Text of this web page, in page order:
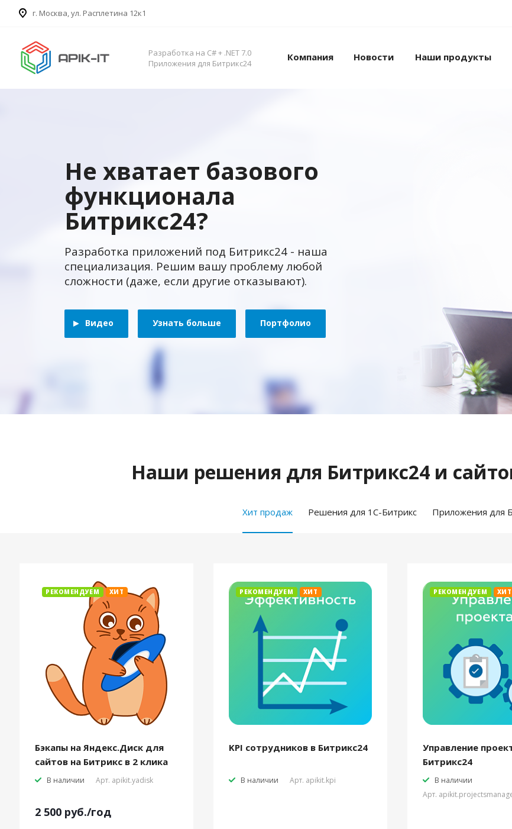
​г. Москва, ул. Расплетина 12к1
Разработка на C# + .NET 7.0
Приложения для Битрикс24
Компания Новости Наши продукты
Не хватает базового
функционала
Битрикс24?
Разработка приложений под Битрикс24 - наша
специализация. Решим вашу проблему любой
сложности (даже, если другие отказывают).
Видео Узнать больше Портфолио
Наши решения для Битрикс24 и
Хит продаж Решения для 1С-Битрикс Приложения для
РЕКОМЕНДУЕМ ХИТ
Бэкапы на Яндекс.Диск для
сайтов на Битрикс в 2 клика
В наличии Арт. apikit.yadisk
2 500 руб./год
РЕКОМЕНДУЕМ ХИТ
KPI сотрудников в Битрикс24
В наличии Арт. apikit.kpi
РЕКОМЕНДУЕМ ХИТ
Управление
Битрикс24
В наличии
Арт.